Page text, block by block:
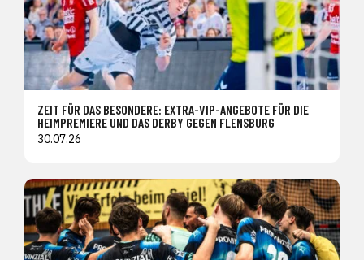
ZEIT FÜR DAS BESONDERE: EXTRA-VIP-ANGEBOTE FÜR DIE
HEIMPREMIERE UND DAS DERBY GEGEN FLENSBURG
30.07.26